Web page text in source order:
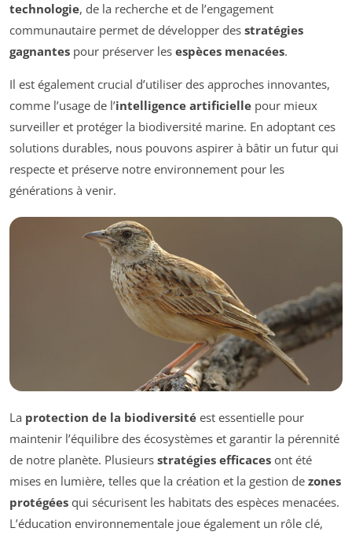
technologie, de la recherche et de l’engagement
communautaire permet de développer des stratégies
gagnantes pour préserver les espèces menacées.
Il est également crucial d’utiliser des approches innovantes,
comme l’usage de l’intelligence artificielle pour mieux
surveiller et protéger la biodiversité marine. En adoptant ces
solutions durables, nous pouvons aspirer à bâtir un futur qui
respecte et préserve notre environnement pour les
générations à venir.
La protection de la biodiversité est essentielle pour
maintenir l’équilibre des écosystèmes et garantir la pérennité
de notre planète. Plusieurs stratégies efficaces ont été
mises en lumière, telles que la création et la gestion de zones
protégées qui sécurisent les habitats des espèces menacées.
L’éducation environnementale joue également un rôle clé,